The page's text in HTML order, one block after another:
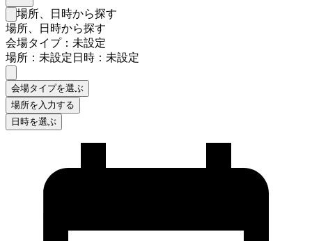
検索フォームを閉じる
場所、日時から探す
場所、日時から探す
会場タイプ：未設定
場所：未設定日時：未設定
会場タイプを選ぶ
場所を入力する
日時を選ぶ